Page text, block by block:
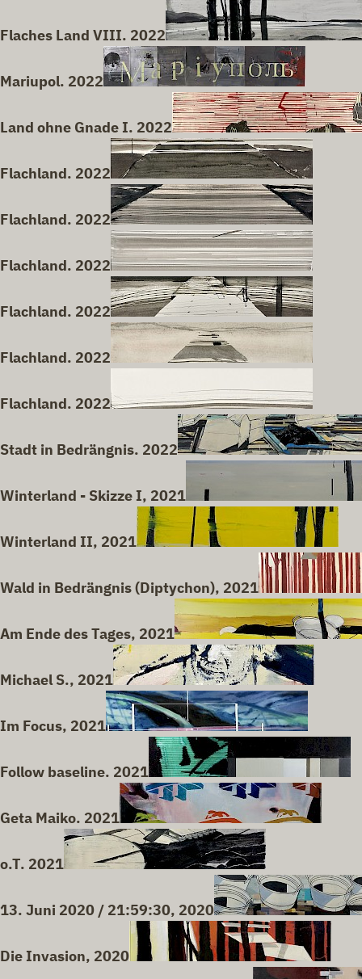
Flaches Land VIII. 2022
Mariupol. 2022
Land ohne Gnade I. 2022
Flachland. 2022
Flachland. 2022
Flachland. 2022
Flachland. 2022
Flachland. 2022
Flachland. 2022
Stadt in Bedrängnis. 2022
Winterland - Skizze I, 2021
Winterland II, 2021
Wald in Bedrängnis (Diptychon), 2021
Am Ende des Tages, 2021
Michael S., 2021
Im Focus, 2021
Follow baseline. 2021
Geta Maiko. 2021
o.T. 2021
13. Juni 2020 / 21:59:30, 2020
Die Invasion, 2020